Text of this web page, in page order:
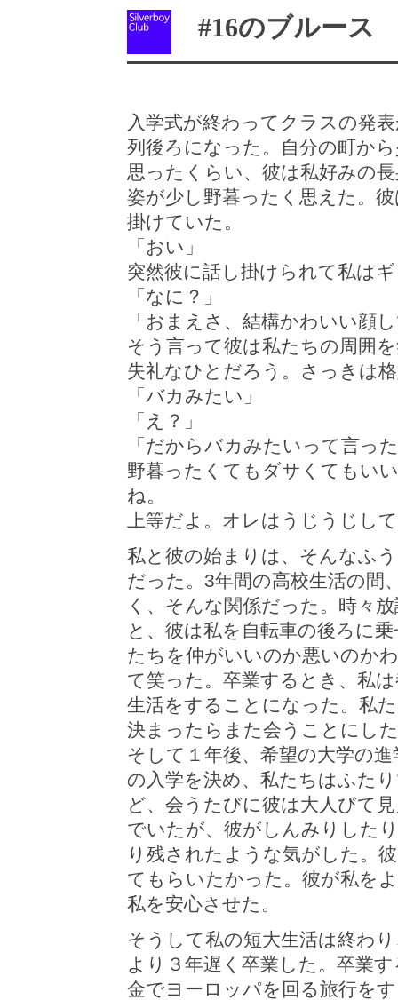
#16のブルース
入学式が終わってクラスの発
列後ろになった。自分の町か
思ったくらい、彼は私好みの
姿が少し野暮ったく思えた。
掛けていた。
「おい」
突然彼に話し掛けられて私は
「なに？」
「おまえさ、結構かわいい顔
そう言って彼は私たちの周囲
失礼なひとだろう。さっきは
「バカみたい」
「え？」
「だからバカみたいって言っ
野暮ったくてもダサくてもい
ね。
上等だよ。オレはうじうじし
私と彼の始まりは、そんなふ
だった。3年間の高校生活の間
く、そんな関係だった。時々
と、彼は私を自転車の後ろに
たちを仲がいいのか悪いのか
て笑った。卒業するとき、私
生活をすることになった。私
決まったらまた会うことにし
そして１年後、希望の大学の
の入学を決め、私たちはふた
ど、会うたびに彼は大人びて
でいたが、彼がしんみりした
り残されたような気がした。
てもらいたかった。彼が私を
私を安心させた。
そうして私の短大生活は終わ
より３年遅く卒業した。卒業
金でヨーロッパを回る旅行を